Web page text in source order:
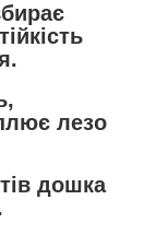
лезо
дошка